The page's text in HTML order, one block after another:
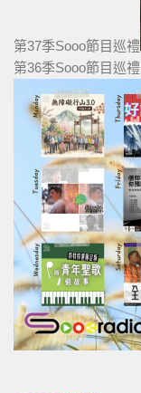
第37季Sooo節目巡禮
第36季Sooo節目巡禮